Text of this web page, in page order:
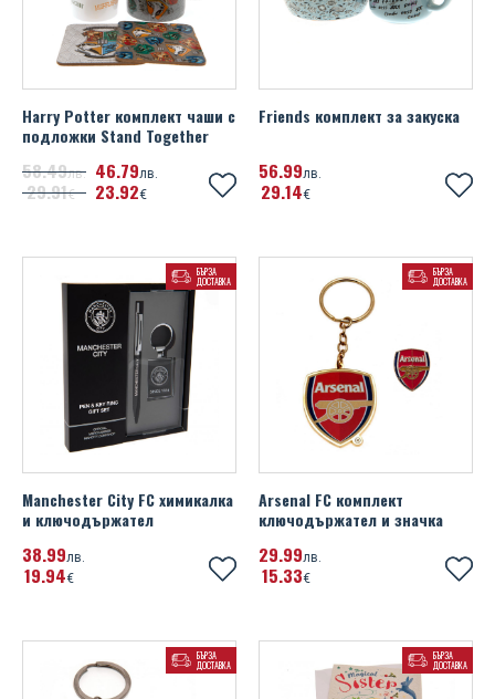
Harry Potter комплект чаши с
подложки Stand Together
5849лв.
2991€
46 79лв.
23 92€
Friends комплект за закуска
56 99лв.
29 14€
БЪРЗА
ДОСТАВКА
Manchester City FC химикалка
и ключодържател
38 99лв.
19 94€
БЪРЗА
ДОСТАВКА
Arsenal FC комплект
ключодържател и значка
29 99лв.
15 33€
БЪРЗА
ДОСТАВКА
БЪРЗА
ДОСТАВКА